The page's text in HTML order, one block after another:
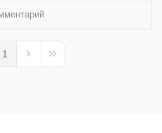
Page
1
Next PageLast Page